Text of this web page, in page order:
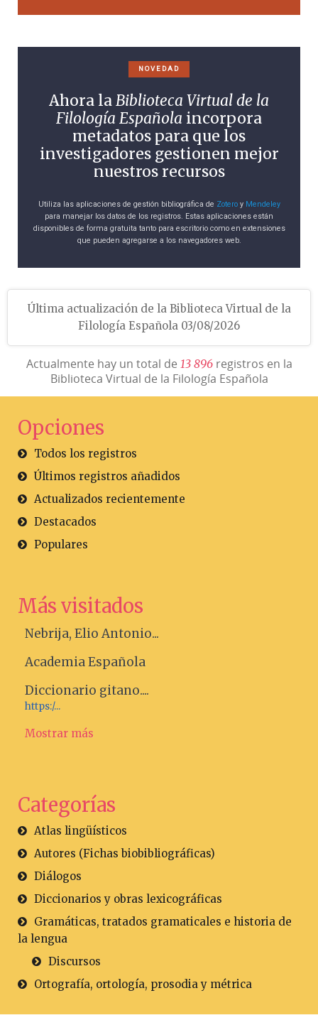
NOVEDAD
Ahora laBiblioteca Virtual de la
Filología Española incorpora
metadatos para que los
investigadores gestionen mejor
nuestros recursos
Utiliza las aplicaciones de gestión bibliográfica de Zoteroy Mendeley
para manejar los datos de los registros. Estas aplicaciones están
disponibles de forma gratuita tanto para escritorio como en extensiones
que pueden agregarse a los navegadores web.
Última actualización de la Biblioteca Virtual de la
Filología Española 03/08/2026
Actualmente hay un total de 13 896registros en la
Biblioteca Virtual de la Filología Española
Opciones
Todos los registros
Últimos registros añadidos
Actualizados recientemente
Destacados
Populares
Más visitados
Nebrija, Elio Antonio...
Academia Española
Diccionario gitano....
https:/...
Mostrar más
Categorías
Atlas lingüísticos
Autores (Fichas biobibliográficas)
Diálogos
Diccionarios y obras lexicográficas
Gramáticas, tratados gramaticales e historia de
la lengua
Discursos
Ortografía, ortología, prosodia y métrica